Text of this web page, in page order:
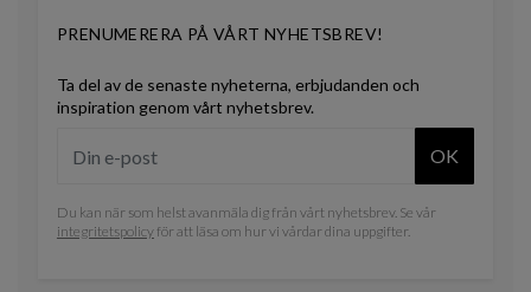
PRENUMERERA PÅ VÅRT NYHETSBREV!
Ta del av de senaste nyheterna, erbjudanden och
inspiration genom vårt nyhetsbrev.
OK
Du kan när som helst avanmäla dig från vårt nyhetsbrev. Se vår
integritetspolicyför att läsa om hur vi vårdar dina uppgifter.